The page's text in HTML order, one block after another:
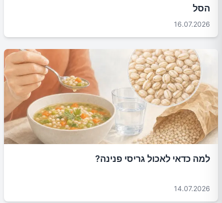
הסל
16.07.2026
למה כדאי לאכול גריסי פנינה?
14.07.2026